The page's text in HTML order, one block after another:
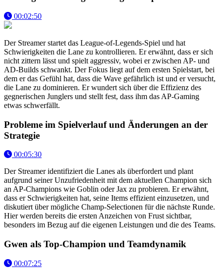
00:02:50
Der Streamer startet das League-of-Legends-Spiel und hat
Schwierigkeiten die Lane zu kontrollieren. Er erwähnt, dass er sich
nicht zittern lässt und spielt aggressiv, wobei er zwischen AP- und
AD-Builds schwankt. Der Fokus liegt auf dem ersten Spielstart, bei
dem er das Gefühl hat, dass die Wave gefährlich ist und er versucht,
die Lane zu dominieren. Er wundert sich über die Effizienz des
gegnerischen Junglers und stellt fest, dass ihm das AP-Gaming
etwas schwerfällt.
Probleme im Spielverlauf und Änderungen an der
Strategie
00:05:30
Der Streamer identifiziert die Lanes als überfordert und plant
aufgrund seiner Unzufriedenheit mit dem aktuellen Champion sich
an AP-Champions wie Goblin oder Jax zu probieren. Er erwähnt,
dass er Schwierigkeiten hat, seine Items effizient einzusetzen, und
diskutiert über mögliche Champ-Selectionen für die nächste Runde.
Hier werden bereits die ersten Anzeichen von Frust sichtbar,
besonders im Bezug auf die eigenen Leistungen und die des Teams.
Gwen als Top-Champion und Teamdynamik
00:07:25